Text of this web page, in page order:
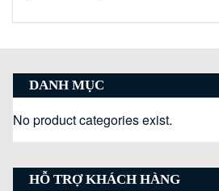
DANH MỤC
No product categories exist.
HỖ TRỢ KHÁCH HÀNG